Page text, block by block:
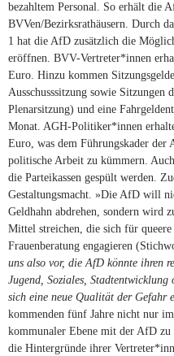
bezahltem Personal. So erhält die
BVVen/Bezirksrathäusern. Durch
1 hat die AfD zusätzlich die
eröffnen. BVV-Vertreter*innen
Euro. Hinzu kommen
Ausschusssitzung sowie
Plenarsitzung) und eine
Monat. AGH-Politiker*innen
Euro, was dem Führungskader
politische Arbeit zu kümmern.
die Parteikassen gespült werden.
Gestaltungsmacht. »Die AfD will
Geldhahn abdrehen, sondern wird
Mittel streichen, die sich für
Frauenberatung engagieren
uns also vor, die AfD könnte ihren
Jugend, Soziales,
sich eine neue Qualität der Gefahr
kommenden fünf Jahre nicht nur
kommunaler Ebene mit der AfD
die Hintergründe ihrer